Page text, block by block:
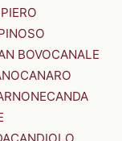
BOVOCANALE
CANARO
CANDA